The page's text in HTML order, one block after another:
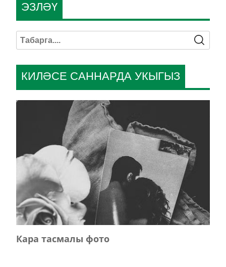
КИЛӘСЕ САННАРДА УКЫГЫЗ
Кара тасмалы фото
ЭЗЛӘҮ